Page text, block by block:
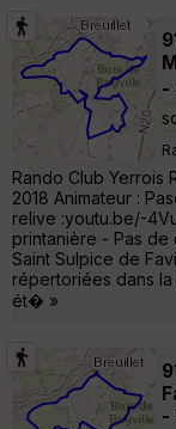
-
Rando Club Yerrois
2018 Animateur :
relive :youtu.be/-
printanière - Pas
Saint Sulpice de
répertoriées dans
ét� »
-